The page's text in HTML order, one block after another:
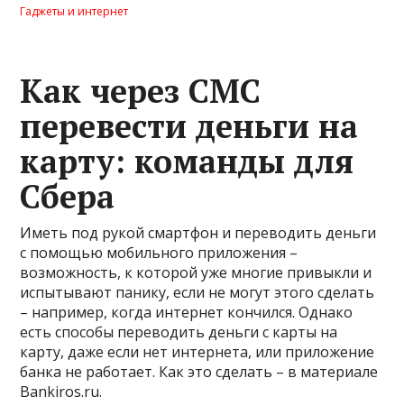
Гаджеты и интернет
Как через СМС
перевести деньги на
карту: команды для
Сбера
Иметь под рукой смартфон и переводить деньги
с помощью мобильного приложения –
возможность, к которой уже многие привыкли и
испытывают панику, если не могут этого сделать
– например, когда интернет кончился. Однако
есть способы переводить деньги с карты на
карту, даже если нет интернета, или приложение
банка не работает. Как это сделать – в материале
Bankiros.ru.